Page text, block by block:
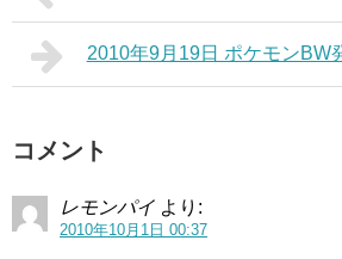
2010年9月19日 ポケモンBW
コメント
レモンパイ より:
2010年10月1日 00:37